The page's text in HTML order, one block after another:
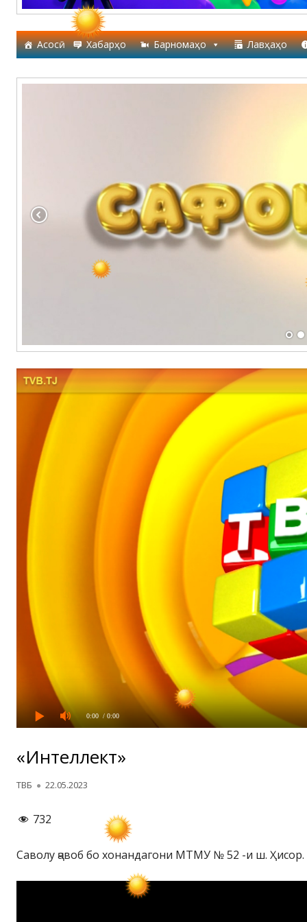
Асосӣ Хабарҳо Барномаҳо Лавҳаҳо
0:00 / 0:00
«Интеллект»
Автор
ТВБ Опубликовано
22.05.2023
732
Саволу ҷавоб бо хонандагони МТМУ № 52 -и ш. Ҳисор.